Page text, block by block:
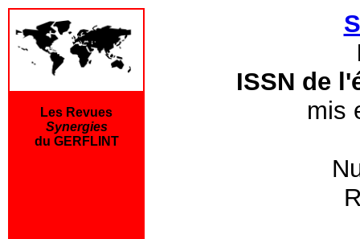
Les Revues
Synergies
du GERFLINT
ISSN de
mis